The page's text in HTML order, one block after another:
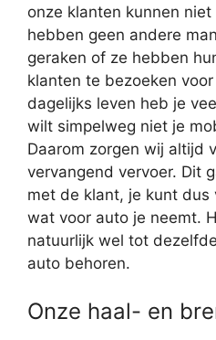
onze klanten kunnen
hebben geen andere
geraken of ze hebben
klanten te bezoeken
dagelijks leven heb je
wilt simpelweg niet je
Daarom zorgen wij altijd
vervangend vervoer. Dit
met de klant, je kunt dus
wat voor auto je neemt.
natuurlijk wel tot
auto behoren.
Onze haal- en